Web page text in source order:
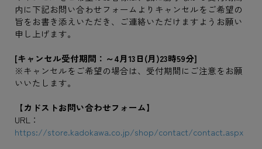
内に下記お問い合わせフォームよりキャンセルをご希望の
旨をお書き添えいただき、ご連絡いただけますようお願い
申し上げます。
[キャンセル受付期間：～4月13日(月)23時59分]
※キャンセルをご希望の場合は、受付期間にご注意をお願
いいたします。
【カドストお問い合わせフォーム】
URL：
https://store.kadokawa.co.jp/shop/contact/contact.aspx